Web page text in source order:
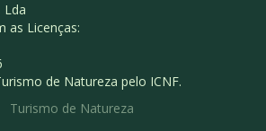
Lda
as Licenças:
de Natureza pelo ICNF.